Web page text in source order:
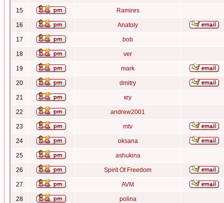
15 Ramires
16 Anatoly
17 bob
18 ver
19 mark
20 dmitry
21 кгу
22 andrew2001
23 mtv
24 oksana
25 ashukina
26 Spirit Of Freedom
27 AVM
28 polina